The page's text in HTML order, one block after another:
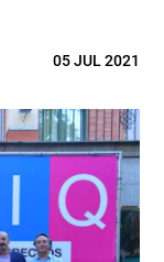
05 JUL 2021